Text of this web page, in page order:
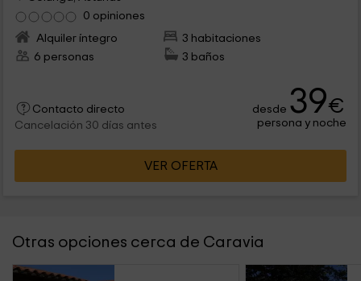
0 opiniones
Alquiler íntegro
3 habitaciones
6 personas
3 baños
Contacto directo
Cancelación 30 días antes
desde 39€
persona y noche
VER OFERTA
Otras opciones cerca de Caravia